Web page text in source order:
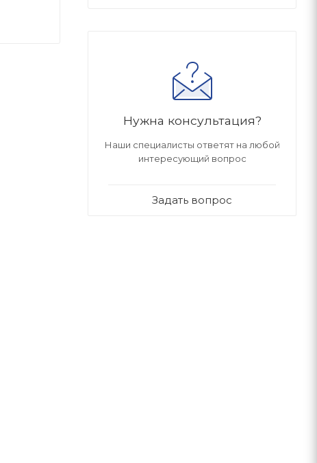
Нужна консультация?
Наши специалисты ответят на любой
интересующий вопрос
Задать вопрос